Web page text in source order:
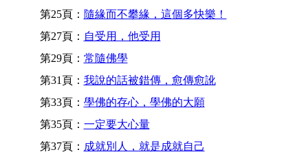
第25頁： 隨緣而不攀緣，這個多快樂！
第27頁： 自受用，他受用
第29頁： 常隨佛學
第31頁： 我說的話被錯傳，愈傳愈訛
第33頁： 學佛的存心，學佛的大願
第35頁： 一定要大心量
第37頁： 成就別人，就是成就自己